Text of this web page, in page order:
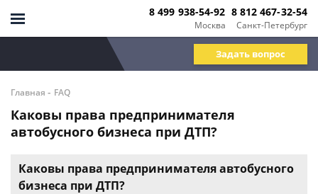
Москва
8 499 938-54-92
Санкт-Петербург
8 812 467-32-54
Задать вопрос
Главная - FAQ
Каковы права предпринимателя
автобусного бизнеса при ДТП?
Каковы права предпринимателя автобусного
бизнеса при ДТП?